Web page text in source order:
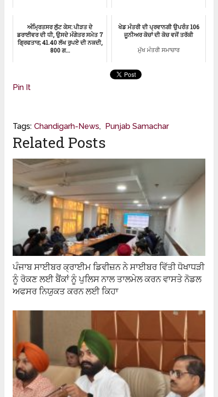
ਅੰਮ੍ਰਿਤਸਰ ਲੁੱਟ ਕੇਸ: ਪੀੜਤ ਦੇ
ਡਰਾਈਵਰ ਦੀ ਧੀ, ਉਸਦੇ ਮੰਗੇਤਰ ਸਮੇਤ 7
ਗ੍ਰਿਫਤਾਰ; 41.40 ਲੱਖ ਰੁਪਏ ਦੀ ਨਕਦੀ,
800 ਗ...
ਖੇਡ ਮੰਤਰੀ ਦੀ ਪ੍ਰਵਾਨਗੀ ਉਪਰੰਤ 106
ਜੂਨੀਅਰ ਕੋਚਾਂ ਦੀ ਕੋਚ ਵਜੋਂ ਤਰੱਕੀ
ਮੁੱਖ ਮੰਤਰੀ ਸਮਾਚਾਰ
Pin It
Tags: Chandigarh-News, Punjab Samachar
Related Posts
ਪੰਜਾਬ ਸਾਈਬਰ ਕ੍ਰਾਈਮ ਡਿਵੀਜ਼ਨ ਨੇ ਸਾਈਬਰ ਵਿੱਤੀ ਧੋਖਾਧੜੀ
ਨੂੰ ਰੋਕਣ ਲਈ ਬੈਂਕਾਂ ਨੂੰ ਪੁਲਿਸ ਨਾਲ ਤਾਲਮੇਲ ਕਰਨ ਵਾਸਤੇ ਨੋਡਲ
ਅਫਸਰ ਨਿਯੁਕਤ ਕਰਨ ਲਈ ਕਿਹਾ